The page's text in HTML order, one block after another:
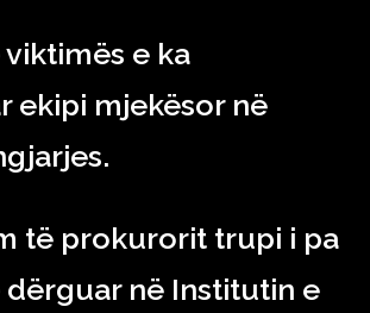
e ka
ekipi mjekësor në
të prokurorit trupi i pa
dërguar në Institutin e